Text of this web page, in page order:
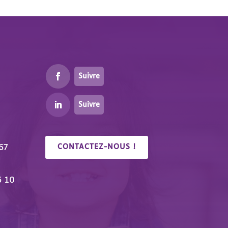
10
Suivre
Suivre
CONTACTEZ-NOUS !